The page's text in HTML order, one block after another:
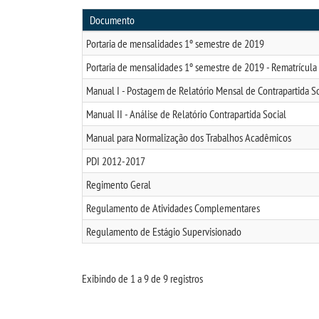
Documento
Portaria de mensalidades 1º semestre de 2019
Portaria de mensalidades 1º semestre de 2019 - Rematrícula
Manual I - Postagem de Relatório Mensal de Contrapartida
Manual II - Análise de Relatório Contrapartida Social
Manual para Normalização dos Trabalhos Acadêmicos
PDI 2012-2017
Regimento Geral
Regulamento de Atividades Complementares
Regulamento de Estágio Supervisionado
Exibindo de 1 a 9 de 9 registros